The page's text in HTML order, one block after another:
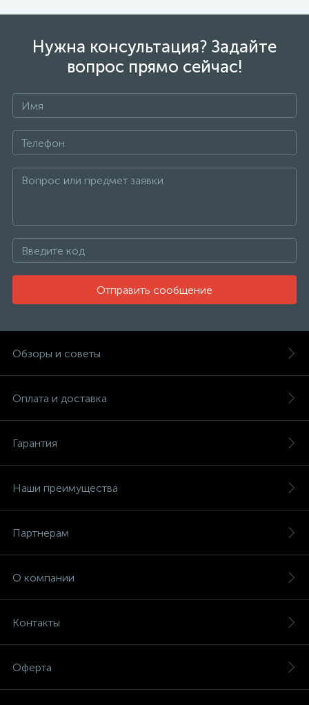
Нужна консультация? Задайте
вопрос прямо сейчас!
Отправить сообщение
Обзоры и советы
Оплата и доставка
Гарантия
Наши преимущества
Партнерам
О компании
Контакты
Оферта